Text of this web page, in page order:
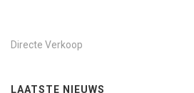
Directe Verkoop
LAATSTE NIEUWS